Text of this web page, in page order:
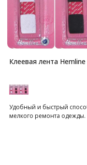
Клеевая лента Hemline
Удобный и быстрый
мелкого ремонта одежды.